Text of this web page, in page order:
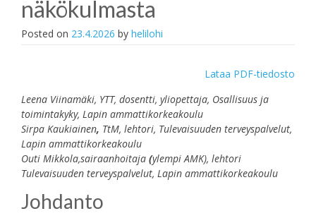
näkökulmasta
Posted on 23.4.2026 by helilohi
Lataa PDF-tiedosto
Leena Viinamäki, YTT, dosentti, yliopettaja, Osallisuus ja
toimintakyky, Lapin ammattikorkeakoulu
Sirpa Kaukiainen, TtM, lehtori, Tulevaisuuden terveyspalvelut,
Lapin ammattikorkeakoulu
Outi Mikkola,sairaanhoitaja (ylempi AMK), lehtori
Tulevaisuuden terveyspalvelut, Lapin ammattikorkeakoulu
Johdanto